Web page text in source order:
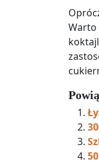
Warto